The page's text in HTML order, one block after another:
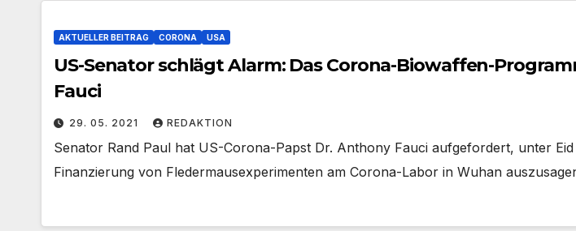
AKTUELLER BEITRAG CORONA USA
US-Senator schlägt Alarm: Das Corona-Biowaffen-
Fauci
29. 05. 2021 REDAKTION
Senator Rand Paul hat US-Corona-Papst Dr. Anthony Fauci aufgefordert, unter
Finanzierung von Fledermausexperimenten am Corona-Labor in Wuhan